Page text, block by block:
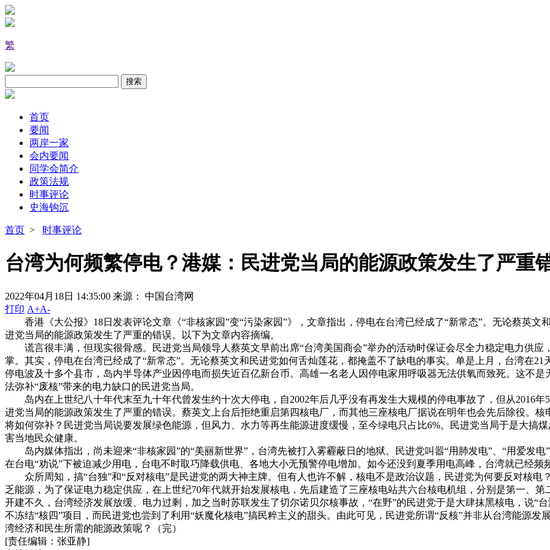
繁
首页
要闻
两岸一家
会内要闻
同学会简介
政策法规
时事评论
史海钩沉
首页 > 时事评论
台湾为何频繁停电？港媒：民进党当局的能源政策发生了严重
2022年04月18日 14:35:00 来源： 中国台湾网
打印 A+A-
香港《大公报》18日发表评论文章《“非核家园”变“污染家园”》，文章指出，停电在台湾已经成了“新常态”。无论蔡英文
进党当局的能源政策发生了严重的错误。以下为文章内容摘编。
谎言很丰满，但现实很骨感。民进党当局领导人蔡英文早前出席“台湾美国商会”举办的活动时保证会尽全力稳定电力供应
掌。其实，停电在台湾已经成了“新常态”。无论蔡英文和民进党如何舌灿莲花，都掩盖不了缺电的事实。单是上月，台湾在
停电波及十多个县市，岛内半导体产业因停电而损失近百亿新台币。高雄一名老人因停电家用呼吸器无法供氧而致死。这不
法弥补“废核”带来的电力缺口的民进党当局。
岛内在上世纪八十年代末至九十年代曾发生约十次大停电，自2002年后几乎没有再发生大规模的停电事故了，但从2016年
进党当局的能源政策发生了严重的错误。蔡英文上台后拒绝重启第四核电厂，而其他三座核电厂据说在明年也会先后除役。
将如何弥补？民进党当局说要发展绿色能源，但风力、水力等再生能源进度缓慢，至今绿电只占比6%。民进党当局于是大搞
害当地民众健康。
岛内媒体指出，尚未迎来“非核家园”的“美丽新世界”，台湾先被打入雾霾蔽日的地狱。民进党叫嚣“用肺发电”、“用爱发
在台电“劝说”下被迫减少用电，台电不时取巧降载供电、各地大小无预警停电增加。如今还没到夏季用电高峰，台湾就已经
众所周知，搞“台独”和“反对核电”是民进党的两大神主牌。但有人也许不解，核电不是政治议题，民进党为何要反对核电
乏能源，为了保证电力稳定供应，在上世纪70年代就开始发展核电，先后建造了三座核电站共六台核电机组，分别是第一、
开建不久，台湾经济发展放缓、电力过剩，加之当时苏联发生了切尔诺贝尔核事故，“在野”的民进党于是大肆抹黑核电，说“
不冻结“核四”项目，而民进党也尝到了利用“妖魔化核电”搞民粹主义的甜头。由此可见，民进党所谓“反核”并非从台湾能源
湾经济和民生所需的能源政策呢？（完）
[责任编辑：张亚静]